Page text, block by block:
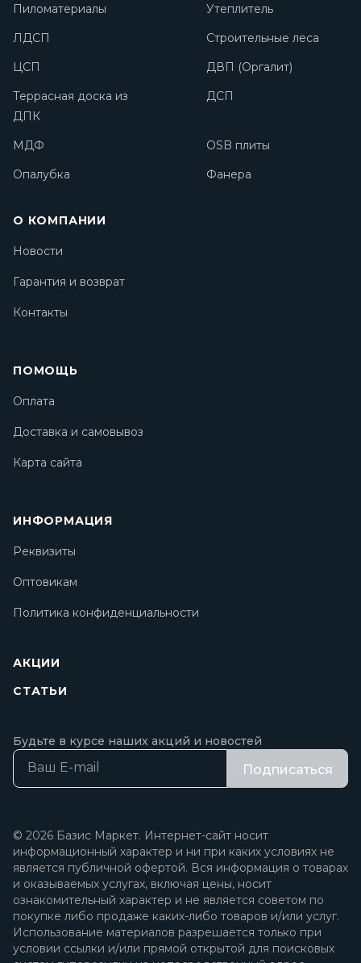
Пиломатериалы
Утеплитель
ЛДСП
Строительные леса
ЦСП
ДВП (Оргалит)
Террасная доска из
ДПК
ДСП
МДФ
OSB плиты
Опалубка
Фанера
О КОМПАНИИ
Новости
Гарантия и возврат
Контакты
ПОМОЩЬ
Оплата
Доставка и самовывоз
Карта сайта
ИНФОРМАЦИЯ
Реквизиты
Оптовикам
Политика конфиденциальности
АКЦИИ
СТАТЬИ
Будьте в курсе наших акций и новостей
Подписаться
© 2026 Базис Маркет. Интернет-сайт носит
информационный характер и ни при каких условиях не
является публичной офертой. Вся информация о товарах
и оказываемых услугах, включая цены, носит
ознакомительный характер и не является советом по
покупке либо продаже каких-либо товаров и/или услуг.
Использование материалов разрешается только при
условии ссылки и/или прямой открытой для поисковых